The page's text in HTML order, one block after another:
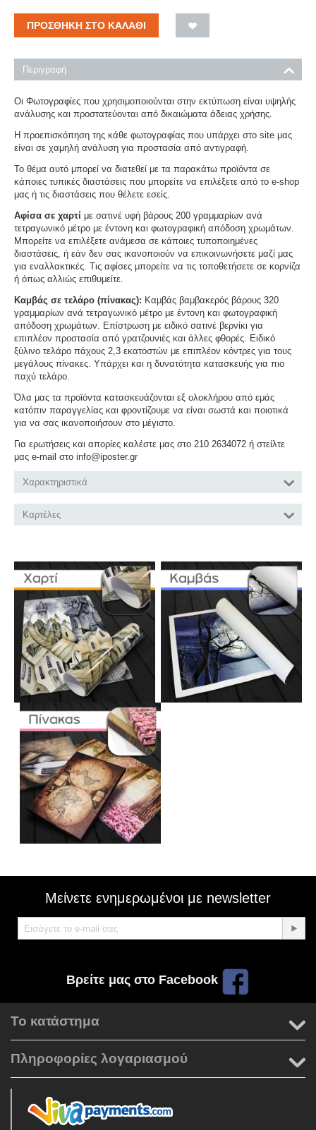
ΠΡΟΣΘΉΚΗ ΣΤΟ ΚΑΛΆΘΙ
Περιγραφή
Οι Φωτογραφίες που χρησιμοποιούνται στην εκτύπωση είναι υψηλής
ανάλυσης και προστατεύονται από δικαιώματα άδειας χρήσης.
Η προεπισκόπηση της κάθε φωτογραφίας που υπάρχει στο site μας
είναι σε χαμηλή ανάλυση για προστασία από αντιγραφή.
Το θέμα αυτό μπορεί να διατεθεί με τα παρακάτω προϊόντα σε
κάποιες τυπικές διαστάσεις που μπορείτε να επιλέξετε από το e-shop
μας ή τις διαστάσεις που θέλετε εσείς.
Αφίσα σε χαρτί με σατινέ υφή βάρους 200 γραμμαρίων ανά
τετραγωνικό μέτρο με έντονη και φωτογραφική απόδοση χρωμάτων.
Μπορείτε να επιλέξετε ανάμεσα σε κάποιες τυποποιημένες
διαστάσεις, ή εάν δεν σας ικανοποιούν να επικοινωνήσετε μαζί μας
για εναλλακτικές. Τις αφίσες μπορείτε να τις τοποθετήσετε σε κορνίζα
ή όπως αλλιώς επιθυμείτε.
Καμβάς σε τελάρο (πίνακας): Καμβάς βαμβακερός βάρους 320
γραμμαρίων ανά τετραγωνικό μέτρο με έντονη και φωτογραφική
απόδοση χρωμάτων. Επίστρωση με ειδικό σατινέ βερνίκι για
επιπλέον προστασία από γρατζουνιές και άλλες φθορές. Ειδικό
ξύλινο τελάρο πάχους 2,3 εκατοστών με επιπλέον κόντρες για τους
μεγάλους πίνακες. Υπάρχει και η δυνατότητα κατασκευής για πιο
παχύ τελάρο.
Όλα μας τα προϊόντα κατασκευάζονται εξ ολοκλήρου από εμάς
κατόπιν παραγγελίας και φροντίζουμε να είναι σωστά και ποιοτικά
για να σας ικανοποιήσουν στο μέγιστο.
Για ερωτήσεις και απορίες καλέστε μας στο 210 2634072 ή στείλτε
μας e-mail στο info@iposter.gr
Χαρακτηριστικά
Καρτέλες
Μείνετε ενημερωμένοι με newsletter
Βρείτε μας στο Facebook
Το κατάστημα
Πληροφορίες λογαριασμού